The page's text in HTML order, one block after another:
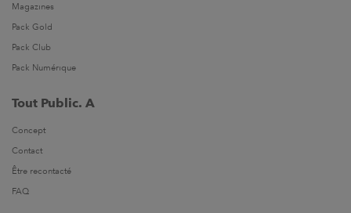
Magazines
Pack Gold
Pack Club
Pack Numérique
Tout Public. A
Concept
Contact
Être recontacté
FAQ